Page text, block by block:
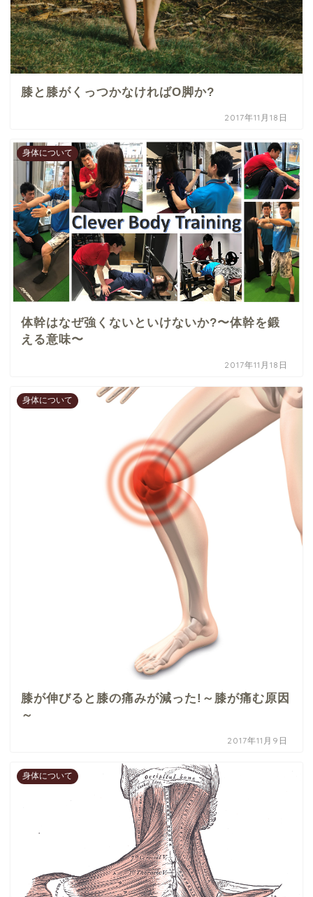
膝と膝がくっつかなければO脚か?
2017年11月18日
身体について
体幹はなぜ強くないといけないか?〜体幹を鍛
える意味〜
2017年11月18日
身体について
膝が伸びると膝の痛みが減った!～膝が痛む原因
～
2017年11月9日
身体について